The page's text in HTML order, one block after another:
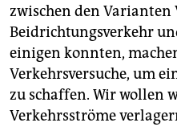
zwischen den Varianten
Beidrichtungsverkehr
einigen konnten,
Verkehrsversuche, um
zu schaffen. Wir wollen
Verkehrsströme